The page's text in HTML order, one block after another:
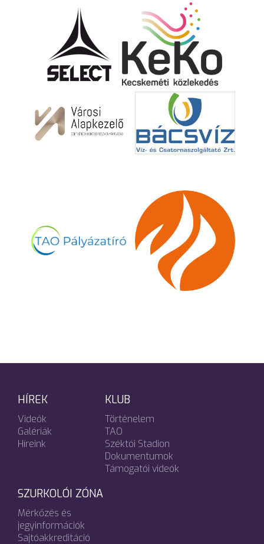
HÍREK
Videók
Galériák
Híreink
KLUB
Történelem
TAO
Széktói Stadion
Dokumentumok
Támogatói videók
SZURKOLÓI ZÓNA
Mérkőzés és
jegyinformációk
Sajtóakkreditáció